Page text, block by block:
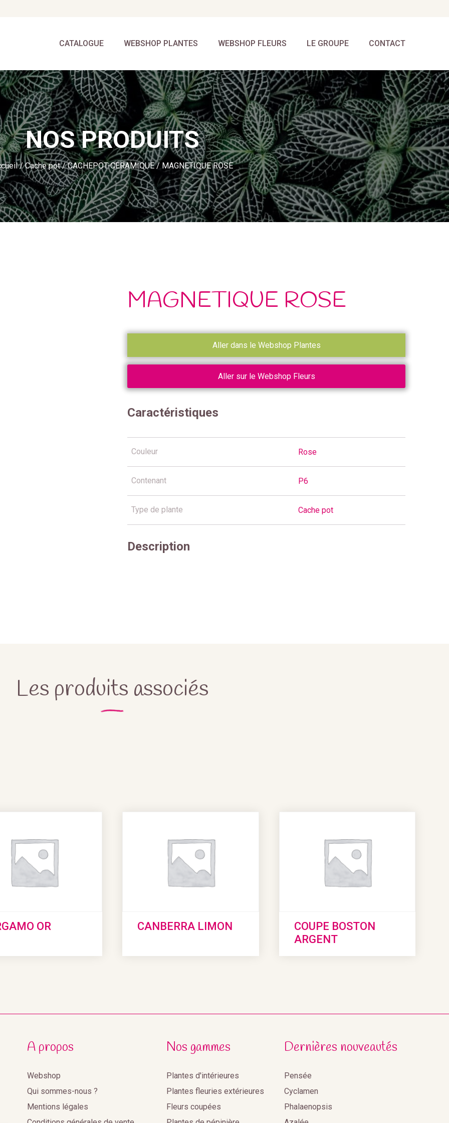
CATALOGUE WEBSHOP PLANTES WEBSHOP FLEURS LE GROUPE CONTACT
NOS PRODUITS
/Cache pot/CACHEPOT-CERAMIQUE/ MAGNETIQUE ROSE
MAGNETIQUE ROSE
Aller dans le Webshop Plantes
Aller sur le Webshop Fleurs
Caractéristiques
Couleur Rose
Contenant P6
Type de plante Cache pot
Description
Les produits associés
OR CANBERRA LIMON
COUPE BOSTON
ARGENT
A propos
Webshop
Qui sommes-nous ?
Mentions légales
Nos gammes
Plantes d'intérieures
Plantes fleuries extérieures
Fleurs coupées
Dernières nouveautés
Pensée
Cyclamen
Phalaenopsis